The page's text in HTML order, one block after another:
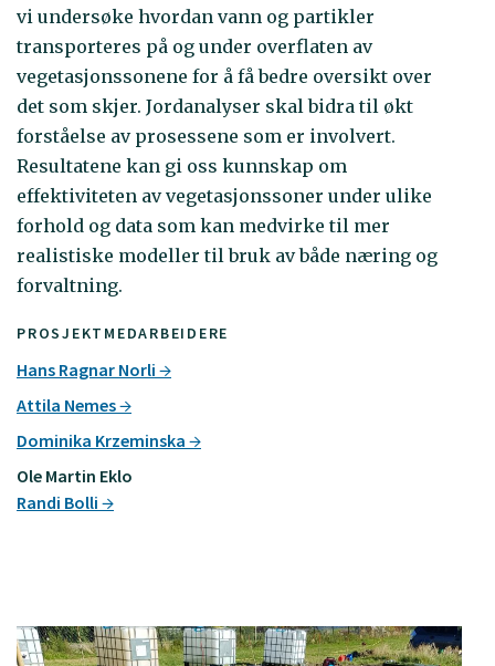
PROSJEKTMEDARBEIDERE
Hans Ragnar Norli
Attila Nemes
Dominika Krzeminska
Ole Martin Eklo
Randi Bolli
vi undersøke hvordan vann og partikler
transporteres på og under overflaten av
vegetasjonssonene for å få bedre oversikt over
det som skjer. Jordanalyser skal bidra til økt
forståelse av prosessene som er involvert.
Resultatene kan gi oss kunnskap om
effektiviteten av vegetasjonssoner under ulike
forhold og data som kan medvirke til mer
realistiske modeller til bruk av både næring og
forvaltning.